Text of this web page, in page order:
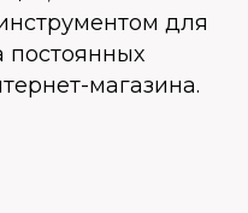
для
постоянных
магазина.